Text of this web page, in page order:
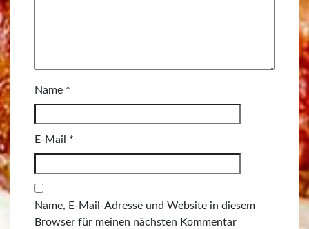
Name *
E-Mail *
Name, E-Mail-Adresse und Website in diesem
Browser für meinen nächsten Kommentar